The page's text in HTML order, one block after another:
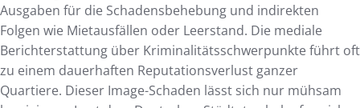
Ausgaben für die Schadensbehebung und indirekten
Folgen wie Mietausfällen oder Leerstand. Die mediale
Berichterstattung über Kriminalitätsschwerpunkte führt oft
zu einem dauerhaften Reputationsverlust ganzer
Quartiere. Dieser Image-Schaden lässt sich nur mühsam